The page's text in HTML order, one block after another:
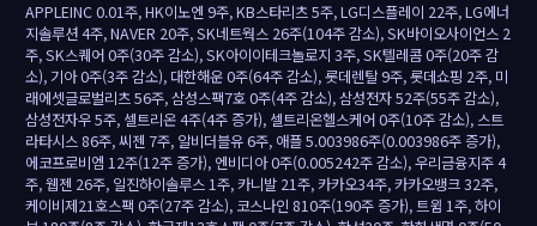
APPLEINC 0.01주, HK이노엔 9주, KB스타리츠 5주, LG디스플레이 22주, LG에너
지솔루션 4주, NAVER 20주, SK네트웍스 26주(104주 감소), SK바이오사이언스 2
주, SK스퀘어 0주(30주 감소), SK아이이테크놀로지 3주, SK텔레콤 0주(20주 감
소), 기아 0주(3주 감소), 대한해운 0주(64주 감소), 롯데렌탈 9주, 롯데쇼핑 2주, 미
래에셋글로벌리츠 56주, 삼성스팩7호 0주(4주 감소), 삼성전자 52주(55주 감소),
삼성전자우 5주, 셀트리온 4주(4주 증가), 셀트리온헬스케어 0주(10주 감소), 스트
라타시스 86주, 씨젠 7주, 알비더블유 6주, 애플 5.003986주(0.003986주 증가),
에코프로비엠 12주(12주 증가), 엔비디아 0주(0.005242주 감소), 우리금융지주 4
주, 웹젠 26주, 일진하이솔루스 1주, 카니발 21주, 카카오34주, 카카오뱅크 32주,
케이비제21호스팩 0주(27주 감소), 코스나인 810주(190주 증가), 트윔 1주, 하이